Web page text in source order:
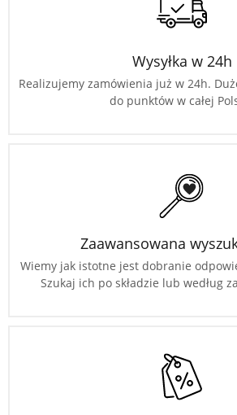
Wysyłka w 24h
Realizujemy zamówienia już w 24h.
do punktów w całej
Zaawansowana
Wiemy jak istotne jest dobranie
Szukaj ich po składzie lub według